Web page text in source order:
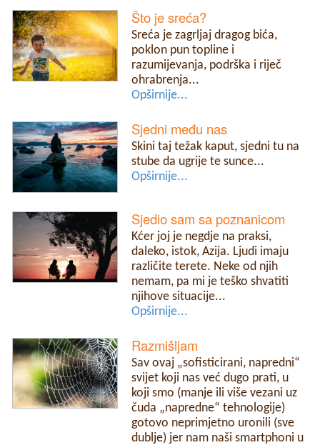
Što je sreća?
Sreća je zagrljaj dragog bića,
poklon pun topline i
razumijevanja, podrška i riječ
ohrabrenja...
Opširnije...
Sjedni među nas
Skini taj težak kaput, sjedni tu na
stube da ugrije te sunce...
Opširnije...
Sjedio sam sa poznanicom
Kćer joj je negdje na praksi,
daleko, istok, Azija. Ljudi imaju
različite terete. Neke od njih
nemam, pa mi je teško shvatiti
njihove situacije...
Opširnije...
Razmišljam
Sav ovaj „sofisticirani, napredni“
svijet koji nas već dugo prati, u
koji smo (manje ili više vezani uz
čuda „napredne“ tehnologije)
gotovo neprimjetno uronili (sve
dublje) jer nam naši smartphoni u